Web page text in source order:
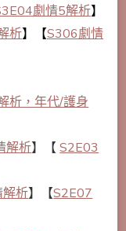
劇情5解析】
析】【S306劇情
析，年代/護身
解析】【S2E03
析】【S2E07